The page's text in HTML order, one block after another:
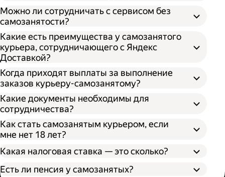
Можно ли сотрудничать с сервисом без
самозанятости?
Какие есть преимущества у самозанятого
курьера, сотрудничающего с Яндекс
Доставкой?
Когда приходят выплаты за выполнение
заказов курьеру-самозанятому?
Какие документы необходимы для
сотрудничества?
Как стать самозанятым курьером, если
мне нет 18 лет?
Какая налоговая ставка — это сколько?
Есть ли пенсия у самозанятых?